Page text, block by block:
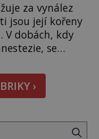
za vynález
jsou její kořeny
V dobách, kdy
se
Jejich
a některé
Úplně první
›